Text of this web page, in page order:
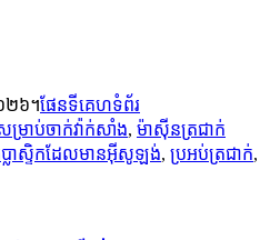
២៦។ផែនទីគេហទំព័រ
ម្រាប់ចាក់វ៉ាក់សាំង, ម៉ាស៊ីនត្រជាក់
លាស្ទិកដែលមានអ៊ីសូឡង់, ប្រអប់ត្រជាក់,